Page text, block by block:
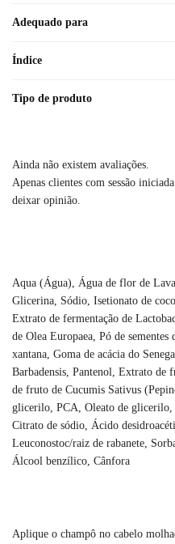
Adequado para
Índice
Tipo de produto
Ainda não existem avaliações.
Apenas clientes com sessão
deixar opinião.
Aqua (Água), Água de flor de
Glicerina, Sódio, Isetionato de
Extrato de fermentação de
de Olea Europaea, Pó de
xantana, Goma de acácia do
Barbadensis, Pantenol, Extrato de
de fruto de Cucumis Sativus
glicerilo, PCA, Oleato de
Citrato de sódio, Ácido
Leuconostoc/raiz de rabanete,
Álcool benzílico, Cânfora
Aplique o champô no cabelo